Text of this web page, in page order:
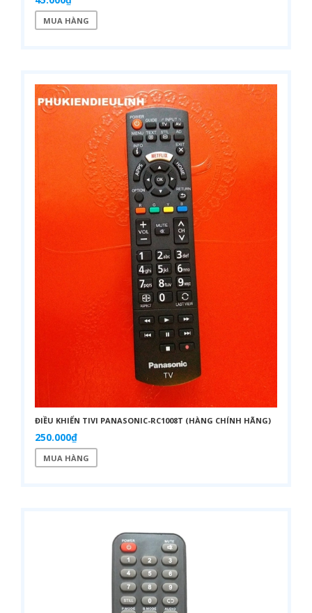
MUA HÀNG
ĐIỀU KHIỂN TIVI PANASONIC-RC1008T (HÀNG CHÍNH HÃNG)
250.000₫
MUA HÀNG